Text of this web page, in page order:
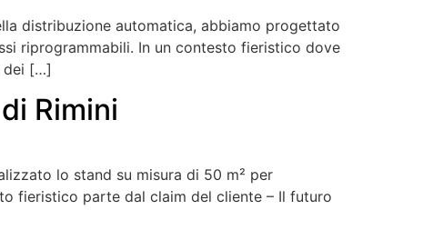
distribuzione automatica, abbiamo progettato
riprogrammabili. In un contesto fieristico dove
dei […]
Rimini
lo stand su misura di 50 m² per
fieristico parte dal claim del cliente – Il futuro